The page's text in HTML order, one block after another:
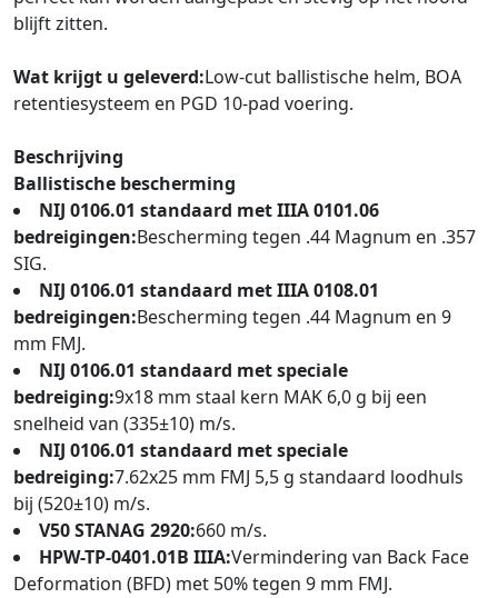
blijft zitten.
Wat krijgt u geleverd:Low-cut ballistische helm, BOA
retentiesysteem en PGD 10-pad voering.
Beschrijving
Ballistische bescherming
NIJ 0106.01 standaard met IIIA 0101.06
bedreigingen:Bescherming tegen .44 Magnum en .357
SIG.
NIJ 0106.01 standaard met IIIA 0108.01
bedreigingen:Bescherming tegen .44 Magnum en 9
mm FMJ.
NIJ 0106.01 standaard met speciale
bedreiging:9x18 mm staal kern MAK 6,0 g bij een
snelheid van (335±10) m/s.
NIJ 0106.01 standaard met speciale
bedreiging:7.62x25 mm FMJ 5,5 g standaard loodhuls
bij (520±10) m/s.
V50 STANAG 2920:660 m/s.
HPW-TP-0401.01B IIIA:Vermindering van Back Face
Deformation (BFD) met 50% tegen 9 mm FMJ.